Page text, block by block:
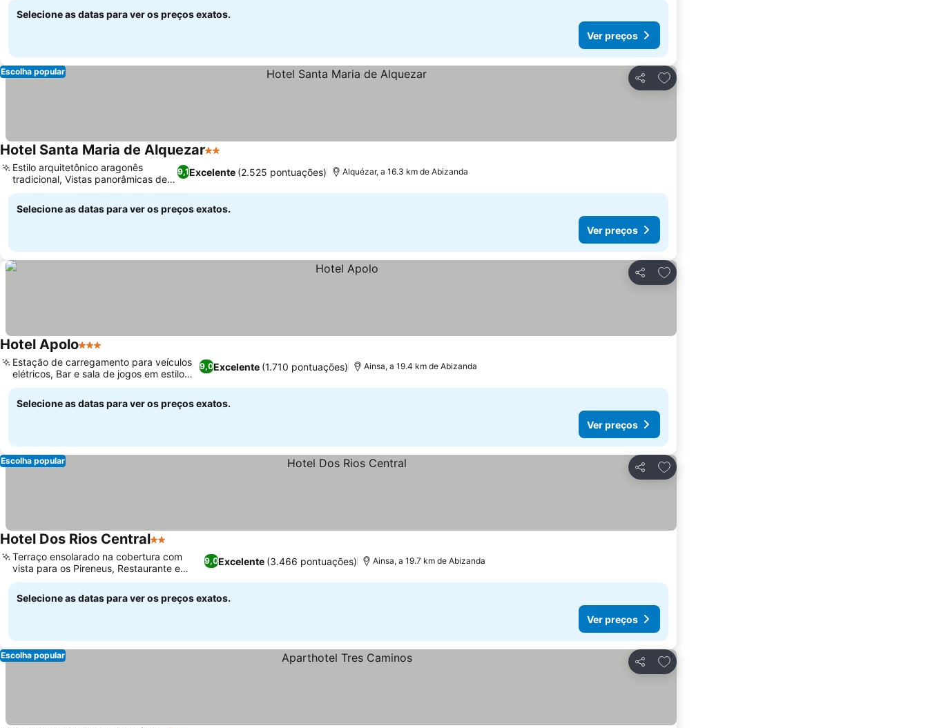
Selecione as datas para ver os preços exatos.
Ver preços
Partilhar
Adicionar aos favoritos
Escolha popular
Hotel Santa Maria de Alquezar2 Estrelas
9,1Excelente (2.525 pontuações)
Estilo arquitetônico aragonês
tradicional, Vistas panorâmicas de
Alquézar
Alquézar, a 16.3 km de Abizanda
Selecione as datas para ver os preços exatos.
Ver preços
Partilhar
Adicionar aos favoritos
Hotel Apolo3 Estrelas
9,0Excelente (1.710 pontuações)
Estação de carregamento para veículos
elétricos, Bar e sala de jogos em estilo
espanhol
Ainsa, a 19.4 km de Abizanda
Selecione as datas para ver os preços exatos.
Ver preços
Partilhar
Adicionar aos favoritos
Escolha popular
Hotel Dos Rios Central2 Estrelas
9,0Excelente (3.466 pontuações)
Terraço ensolarado na cobertura com
vista para os Pireneus, Restaurante e
cafeteria no local
Ainsa, a 19.7 km de Abizanda
Selecione as datas para ver os preços exatos.
Ver preços
Partilhar
Adicionar aos favoritos
Escolha popular